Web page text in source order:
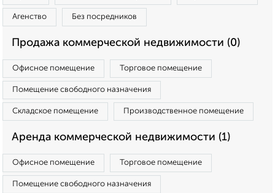
Агенство Без посредников
Продажа коммерческой недвижимости (0)
Офисное помещение Торговое помещение
Помещение свободного назначения
Складское помещение Производственное помещение
Аренда коммерческой недвижимости (1)
Офисное помещение Торговое помещение
Помещение свободного назначения